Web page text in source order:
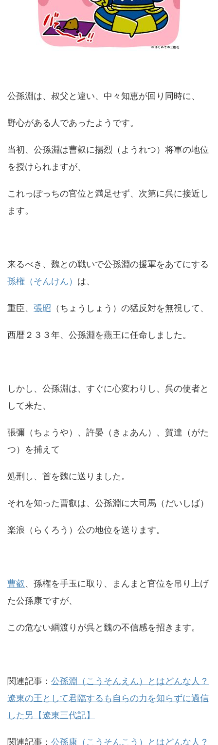
公孫淵は、叔父と違い、中々知恵が回り同時に、
野心がある人であったようです。
当初、公孫淵は曹叡に揚烈（ようれつ）将軍の地位
を授けられますが、
これっぽっちの官位と満足せず、次第に呉に接近し
ます。
来るべき、魏との戦いで公孫淵の援軍をあてにする
孫権（そんけん） は、
重臣、 張昭 （ちょうしょう）の猛反対を無視して、
西暦２３３年、公孫淵を燕王に任命しました。
しかし、公孫淵は、すぐに心変わりし、呉の使者と
して来た、
張彌（ちょうや）、許晏（きょあん）、賀達（がた
つ）を捕えて
処刑し、首を魏に送りました。
それを知った曹叡は、公孫淵に大司馬（だいしば）
楽浪（らくろう）公の地位を送ります。
曹叡、孫権を手玉に取り、まんまと官位を吊り上げ
た公孫康ですが、
この危ない綱渡りが呉と魏の不信感を招きます。
関連記事： 公孫淵（こうそんえん）とはどんな人？
遼東の王として君臨するも自らの力を知らずに過信
した男【遼東三代記】
関連記事： 公孫康（こうそんこう）とはどんな人？